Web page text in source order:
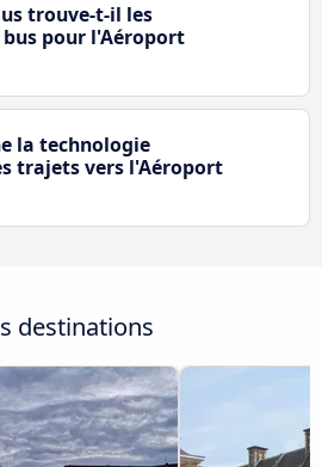
trouve-t-il les
pour l'Aéroport
la technologie
trajets vers l'Aéroport
destinations